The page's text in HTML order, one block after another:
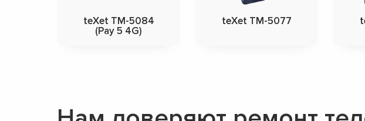
teXet TM-5084
(Pay 5 4G)
teXet TM-5077